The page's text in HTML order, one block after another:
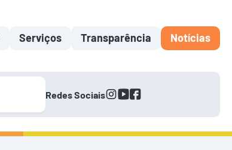
Serviços Transparência Notícias
Redes Sociaisinstagram
youtube
facebook